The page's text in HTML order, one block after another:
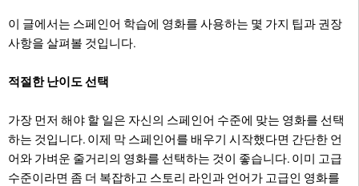
이 글에서는 스페인어 학습에 영화를 사용하는 몇 가지 팁과 권장
사항을 살펴볼 것입니다.
적절한 난이도 선택
가장 먼저 해야 할 일은 자신의 스페인어 수준에 맞는 영화를 선택
하는 것입니다. 이제 막 스페인어를 배우기 시작했다면 간단한 언
어와 가벼운 줄거리의 영화를 선택하는 것이 좋습니다. 이미 고급
수준이라면 좀 더 복잡하고 스토리 라인과 언어가 고급인 영화를